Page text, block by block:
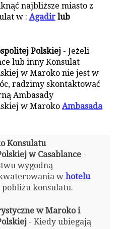
najbliższe miasto z
w :Agadir lub
Polskiej - Jeżeli
lub inny Konsulat
w Maroko nie jest w
radzimy skontaktować
Ambasady
w Maroko Ambasada
Konsulatu
w Casablance-
wygodną
w hotelu
konsulatu.
w Maroko i
- Kiedy ubiegają